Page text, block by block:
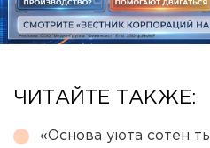
ЧИТАЙТЕ ТАКЖЕ:
«Основа уюта сотен